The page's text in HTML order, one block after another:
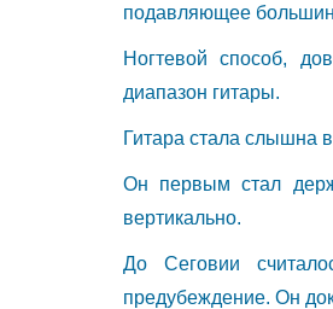
подавляющее
Ногтевой способ,
диапазон гитары.
Гитара стала слышна
Он первым стал
вертикально.
До Сеговии
предубеждение. Он